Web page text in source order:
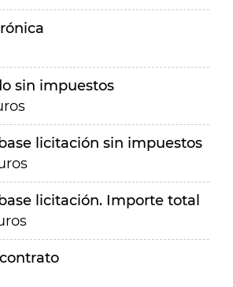
sin impuestos
licitación sin impuestos
licitación. Importe total